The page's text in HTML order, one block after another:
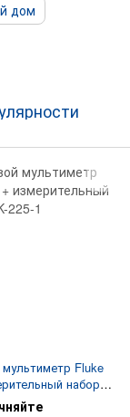
дом
Fluke
набор